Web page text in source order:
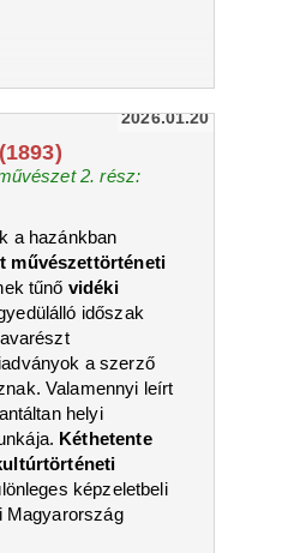
2026.01.20
2. rész:
a hazánkban
művészettörténeti
tűnő vidéki
időszak
a szerző
Valamennyi leírt
helyi
Kéthetente
képzeletbeli
Magyarország